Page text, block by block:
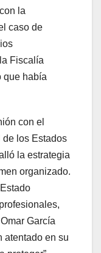
la
caso de
Fiscalía
que había
con el
los Estados
la estrategia
organizado.
García
atentado en su